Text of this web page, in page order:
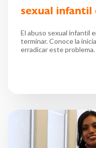
sexual infantil
El abuso sexual infantil
terminar. Conoce la
erradicar este problema.